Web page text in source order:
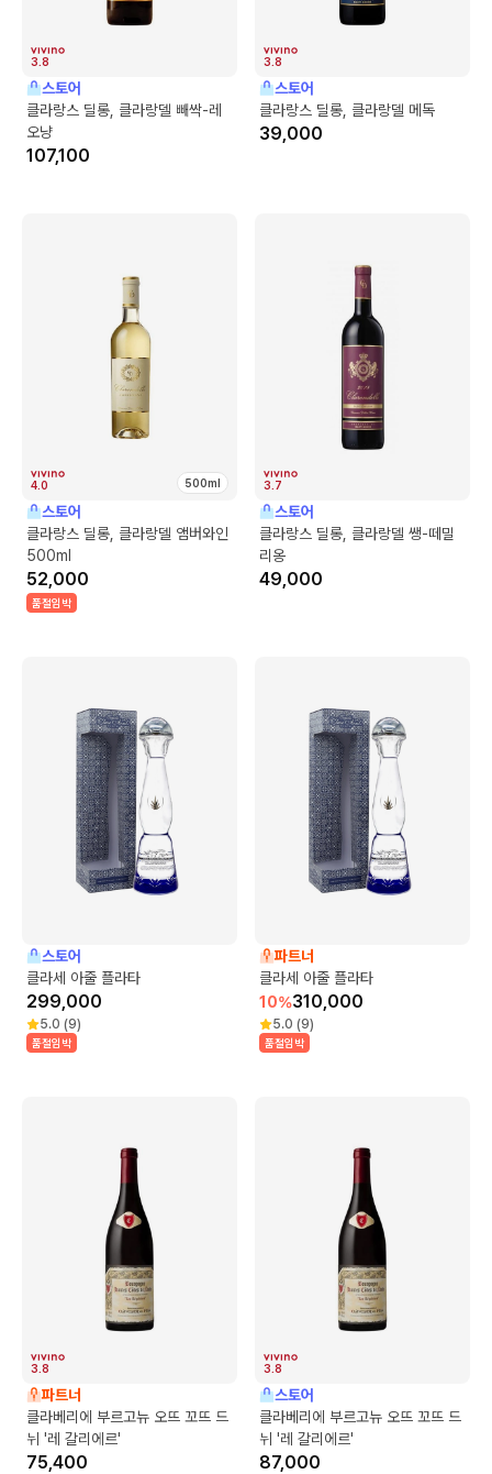
3.8
스토어
클라랑스 딜롱, 클라랑델 빼싹-레
오냥
107,100
3.8
스토어
클라랑스 딜롱, 클라랑델 메독
39,000
500ml
4.0
스토어
클라랑스 딜롱, 클라랑델 앰버와인
500ml
52,000
품절임박
3.7
스토어
클라랑스 딜롱, 클라랑델 쌩-떼밀
리옹
49,000
스토어
클라세 아줄 플라타
299,000
5.0 (9)
품절임박
파트너
클라세 아줄 플라타
10%310,000
5.0 (9)
품절임박
3.8
파트너
클라베리에 부르고뉴 오뜨 꼬뜨 드
뉘 '레 갈리에르'
75,400
3.8
스토어
클라베리에 부르고뉴 오뜨 꼬뜨 드
뉘 '레 갈리에르'
87,000